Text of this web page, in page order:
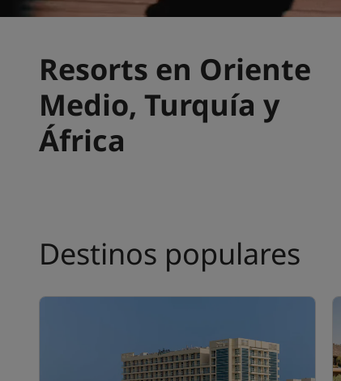
Resorts en Oriente
Medio, Turquía y
África
Destinos populares